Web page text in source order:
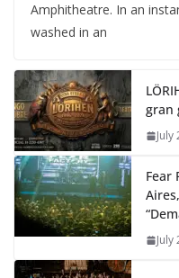
Amphitheatre. In an
washed in an
gran
July
Fear
July